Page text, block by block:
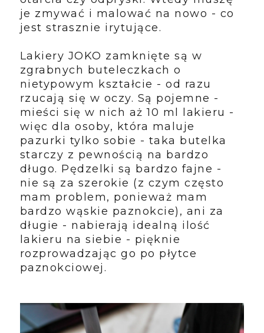
je zmywać i malować na nowo - co
jest strasznie irytujące.
Lakiery JOKO zamknięte są w
zgrabnych buteleczkach o
nietypowym kształcie - od razu
rzucają się w oczy. Są pojemne -
mieści się w nich aż 10 ml lakieru -
więc dla osoby, która maluje
pazurki tylko sobie - taka butelka
starczy z pewnością na bardzo
długo. Pędzelki są bardzo fajne -
nie są za szerokie (z czym często
mam problem, ponieważ mam
bardzo wąskie paznokcie), ani za
długie - nabierają idealną ilość
lakieru na siebie - pięknie
rozprowadzając go po płytce
paznokciowej.